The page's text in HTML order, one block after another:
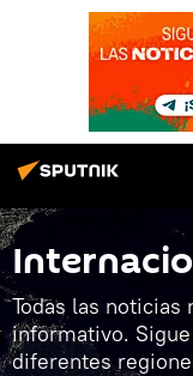
Todas las
informativo.
diferentes